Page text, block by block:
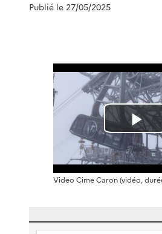
Publié le 27/05/2025
L
i
e
Video Cime Caron(vidéo,